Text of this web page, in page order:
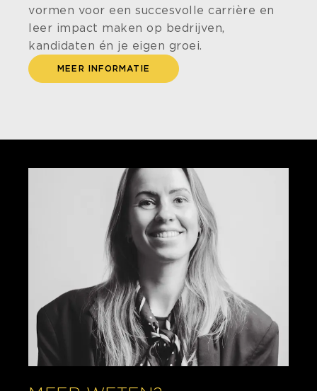
vormen voor een succesvolle carrière en
leer impact maken op bedrijven,
kandidaten én je eigen groei.
MEER INFORMATIE